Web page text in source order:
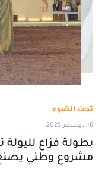
تحت الضوء
16 ديسمبر 2025
بطولة فزاع لليولة
مشروع وطني يصنع